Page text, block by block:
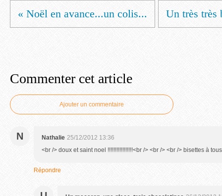
« Noël en avance...un colis... Un très très
Commenter cet article
Ajouter un commentaire
N Nathalie 25/12/2012 13:36
<br /> doux et saint noel !!!!!!!!!!!!!!!!!<br /> <br /> <br /> bisettes à
Répondre